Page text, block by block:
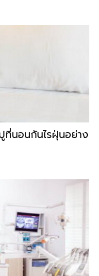
ที่นอนกันไรฝุ่นอย่าง